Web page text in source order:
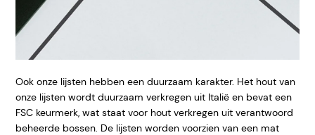
Ook onze lijsten hebben een duurzaam karakter. Het hout van
onze lijsten wordt duurzaam verkregen uit Italië en bevat een
FSC keurmerk, wat staat voor hout verkregen uit verantwoord
beheerde bossen. De lijsten worden voorzien van een mat